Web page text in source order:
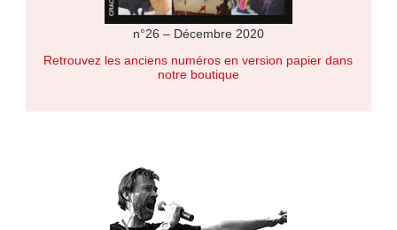
n°26 – Décembre 2020
Retrouvez les anciens numéros en version papier dans
notre boutique